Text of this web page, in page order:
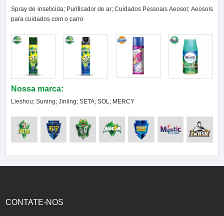
Spray de inseticida; Purificador de ar; Cuidados Pessoais Aeosol; Aeosols
para cuidados com o carro
Nossa marca:
Lieshou; Suning; Jinling; SETA; SOL; MERCY
CONTATE-NOS